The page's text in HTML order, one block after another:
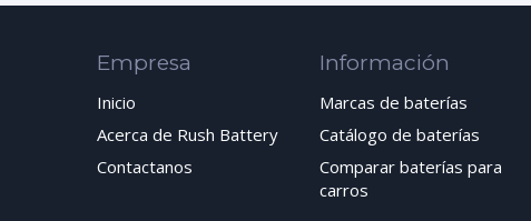
Empresa
Inicio
Acerca de Rush Battery
Contactanos
Información
Marcas de baterías
Catálogo de baterías
Comparar baterías para
carros